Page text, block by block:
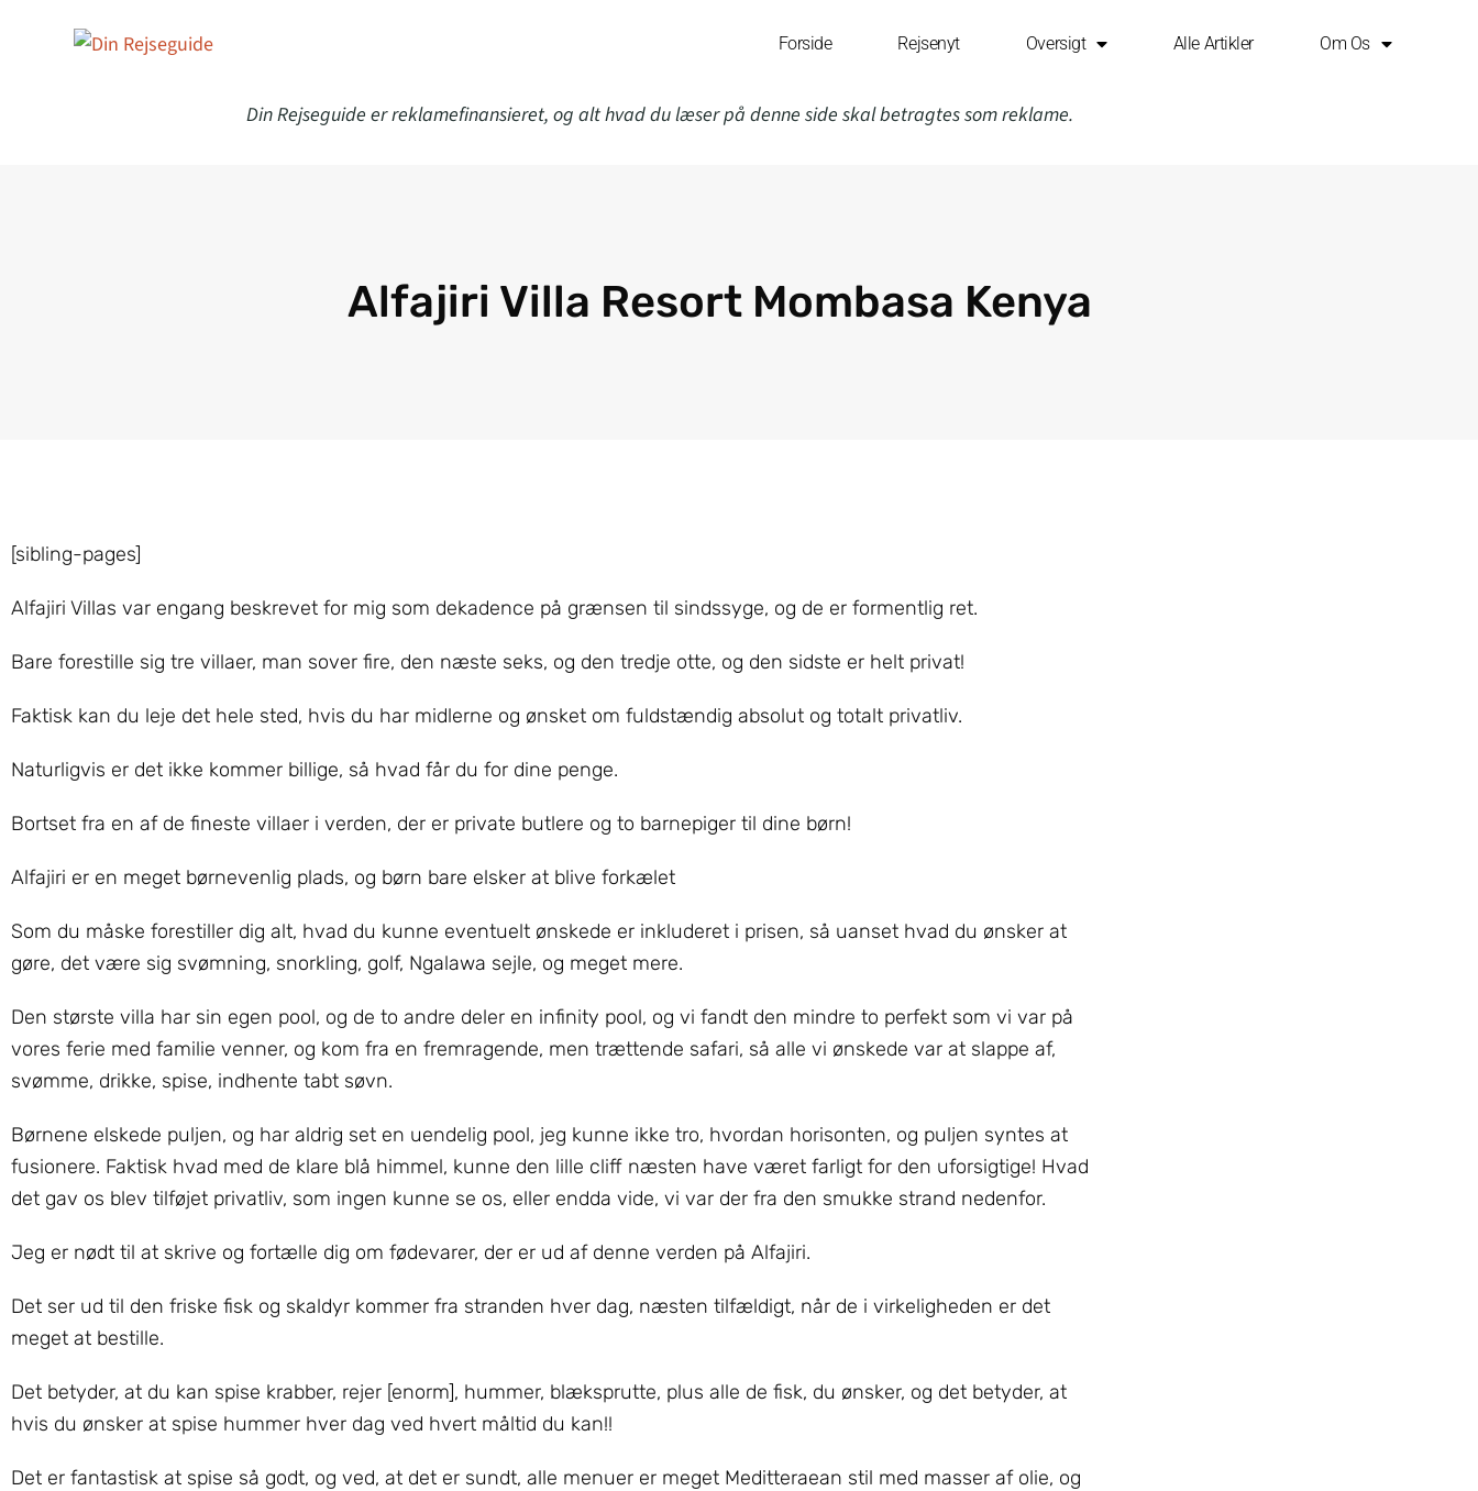
Forside Rejsenyt Oversigt Alle Artikler Om Os
Din Rejseguide er reklamefinansieret, og alt hvad du læser på denne side skal betragtes som reklame.
Alfajiri Villa Resort Mombasa Kenya
[sibling-pages]
Alfajiri Villas var engang beskrevet for mig som dekadence på grænsen til sindssyge, og de er formentlig ret.
Bare forestille sig tre villaer, man sover fire, den næste seks, og den tredje otte, og den sidste er helt privat!
Faktisk kan du leje det hele sted, hvis du har midlerne og ønsket om fuldstændig absolut og totalt privatliv.
Naturligvis er det ikke kommer billige, så hvad får du for dine penge.
Bortset fra en af ​​de fineste villaer i verden, der er private butlere og to barnepiger til dine børn!
Alfajiri er en meget børnevenlig plads, og børn bare elsker at blive forkælet
Som du måske forestiller dig alt, hvad du kunne eventuelt ønskede er inkluderet i prisen, så uanset hvad du ønsker at
gøre, det være sig svømning, snorkling, golf, Ngalawa sejle, og meget mere.
Den største villa har sin egen pool, og de to andre deler en infinity pool, og vi fandt den mindre to perfekt som vi var på
vores ferie med familie venner, og kom fra en fremragende, men trættende safari, så alle vi ønskede var at slappe af,
svømme, drikke, spise, indhente tabt søvn.
Børnene elskede puljen, og har aldrig set en uendelig pool, jeg kunne ikke tro, hvordan horisonten, og puljen syntes at
fusionere. Faktisk hvad med de klare blå himmel, kunne den lille cliff næsten have været farligt for den uforsigtige! Hvad
det gav os blev tilføjet privatliv, som ingen kunne se os, eller endda vide, vi var der fra den smukke strand nedenfor.
Jeg er nødt til at skrive og fortælle dig om fødevarer, der er ud af denne verden på Alfajiri.
Det ser ud til den friske fisk og skaldyr kommer fra stranden hver dag, næsten tilfældigt, når de i virkeligheden er det
meget at bestille.
Det betyder, at du kan spise krabber, rejer [enorm], hummer, blæksprutte, plus alle de fisk, du ønsker, og det betyder, at
hvis du ønsker at spise hummer hver dag ved hvert måltid du kan!!
Det er fantastisk at spise så godt, og ved, at det er sundt, alle menuer er meget Meditteraean stil med masser af olie, og